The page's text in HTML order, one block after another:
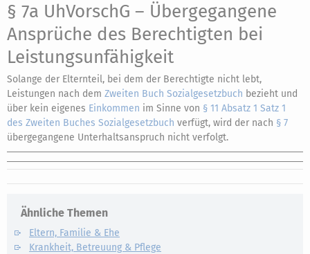
§ 7a UhVorschG – Übergegangene
Ansprüche des Berechtigten bei
Leistungsunfähigkeit
Solange der Elternteil, bei dem der Berechtigte nicht lebt,
Leistungen nach dem Zweiten Buch Sozialgesetzbuch bezieht und
über kein eigenes Einkommen im Sinne von § 11 Absatz 1 Satz 1
des Zweiten Buches Sozialgesetzbuch verfügt, wird der nach § 7
übergegangene Unterhaltsanspruch nicht verfolgt.
Ähnliche Themen
Eltern, Familie & Ehe
Krankheit, Betreuung & Pflege